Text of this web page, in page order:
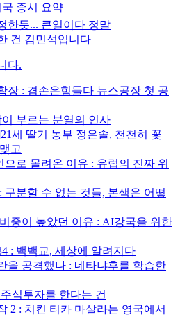
국 증시 요약
한듯... 큰일이다 정말
건 김민석입니다
다.
장 : 겸손은힘들다 뉴스공장 첫 공
부르는 분열의 인사
세 딸기 농부 정은솔, 천천히 꽃
고
으로 몰려온 이유 : 유럽의 진짜 위
구분할 수 없는 것들, 본색은 어떻
중이 높았던 이유 : AI강국을 위한
: 백백교, 세상에 알려지다
을 공격했나 : 네타냐후를 학습한
식투자를 한다는 건
2 : 치킨 티카 마살라는 영국에서